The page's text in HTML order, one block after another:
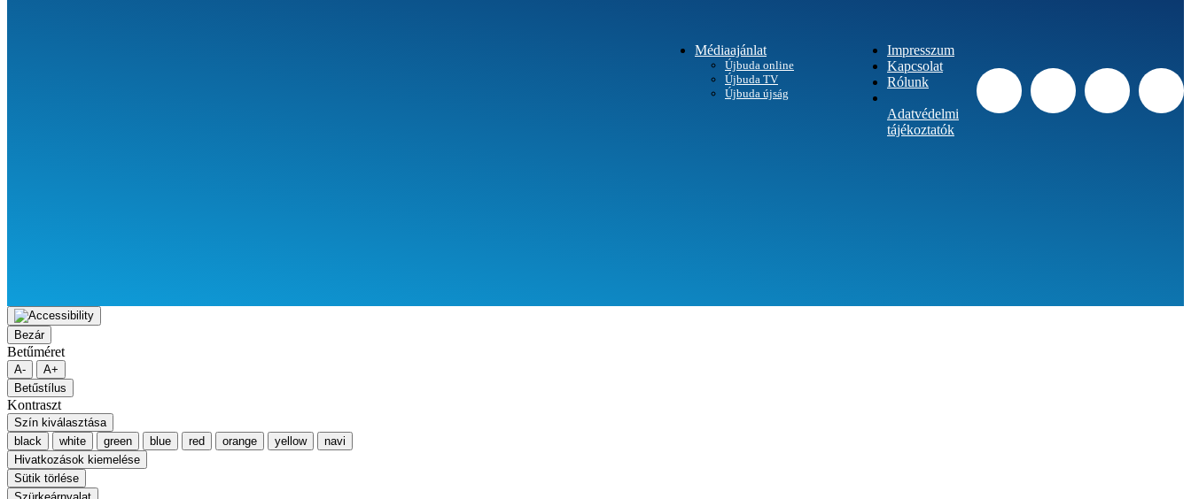
Médiaajánlat
Újbuda online
Újbuda TV
Újbuda újság
Impresszum
Kapcsolat
Rólunk
Adatvédelmi
tájékoztatók
Bezár
Betűméret
A-
A+
Betűstílus
Kontraszt
Szín kiválasztása
black
white green blue red orange yellow
navi
Hivatkozások kiemelése
Sütik törlése